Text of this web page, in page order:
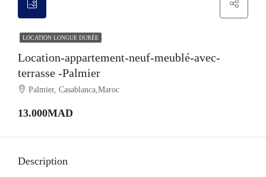
LOCATION LONGUE DURÉE
Location-appartement-neuf-meublé-avec-
terrasse -Palmier
Palmier, Casablanca,Maroc
13.000MAD
Description